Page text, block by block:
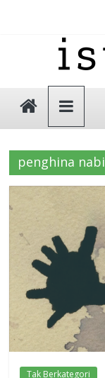
Istinbat
Menggenggam
Tradisi
Salaf
penghina nabi
Tak Berkategori